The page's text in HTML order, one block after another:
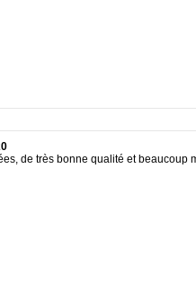
de très bonne qualité et beaucoup